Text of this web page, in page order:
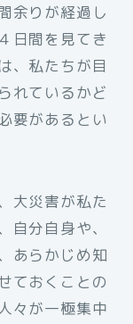
余りが経過し
日間を見てき
、私たちが目
れているかど
要があるとい
大災害が私た
自分自身や、
あらかじめ知
ておくことの
々が一極集中